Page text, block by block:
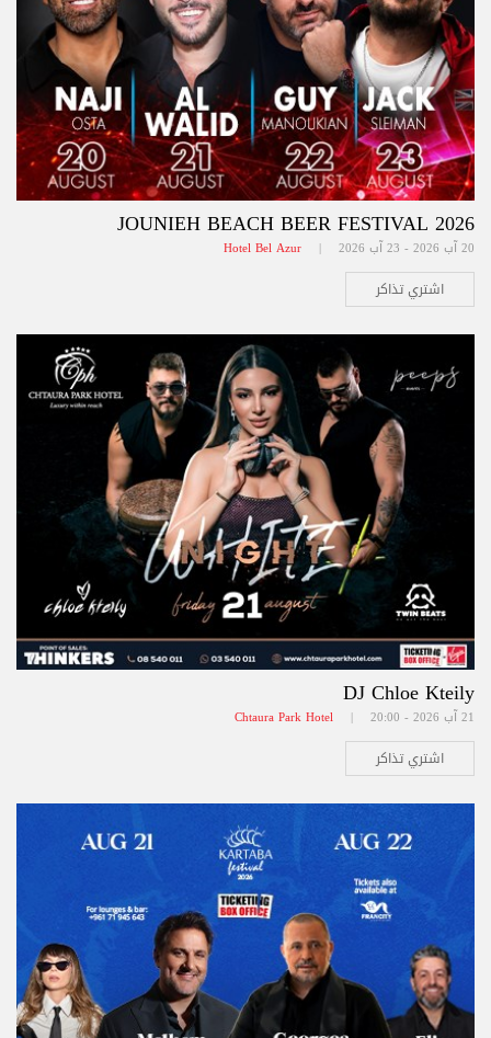
JOUNIEH BEACH BEER FESTIVAL 2026
20 آب 2026 - 23 آب 2026 | Hotel Bel Azur
اشتري تذاكر
DJ Chloe Kteily
21 آب 2026 - 20:00 | Chtaura Park Hotel
اشتري تذاكر